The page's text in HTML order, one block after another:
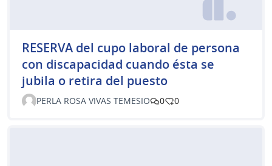
RESERVA del cupo laboral de persona
con discapacidad cuando ésta se
jubila o retira del puesto
PERLA ROSA VIVAS TEMESIO 0 0